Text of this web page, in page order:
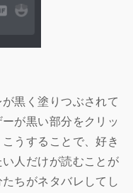
黒く塗りつぶされて
が黒い部分をクリッ
うすることで、好き
人だけが読むことが
ちがネタバレしてし